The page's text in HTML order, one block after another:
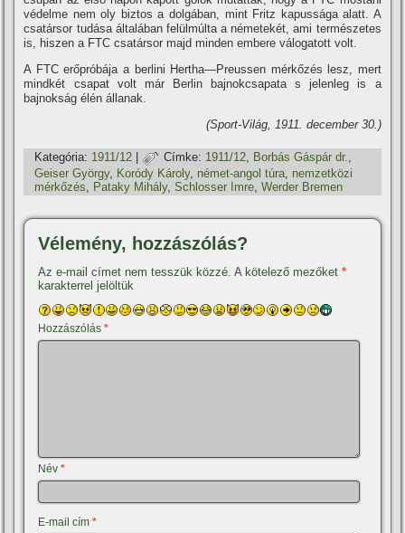
védelme nem oly biztos a dolgában, mint Fritz kapussága alatt. A
csatársor tudása általában felülmúlta a németekét, ami természetes
is, hiszen a FTC csatársor majd minden embere válogatott volt.
A FTC erőpróbája a berlini Hertha—Preussen mérkőzés lesz, mert
mindkét csapat volt már Berlin bajnokcsapata s jelenleg is a
bajnokság élén állanak.
(Sport-Világ, 1911. december 30.)
Kategória: 1911/12 | Címke: 1911/12, Borbás Gáspár dr.,
Geiser György, Koródy Károly, német-angol túra nemzetközi
mérkőzés
Pataky Mihály,Schlosser Imre ,Werder Bremen
Vélemény, hozzászólás?
Az e-mail címet nem tesszük közzé. A kötelező mezőket*
karakterrel jelöltük
Hozzászólás*
Név*
E-mail cím*